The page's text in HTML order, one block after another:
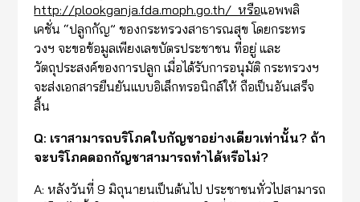
http://plookganja.fda.moph.go.th/ หรือแอพพลิ
เคชั่น “ปลูกกัญ” ของกระทรวงสาธารณสุข โดยกระทร
วงฯ จะขอข้อมูลเพียงเลขบัตรประชาชน ที่อยู่ และ
วัตถุประสงค์ของการปลูก เมื่อได้รับการอนุมัติ กระทรวงฯ
จะส่งเอกสารยืนยันแบบอิเล็กทรอนิกส์ให้ ถือเป็นอันเสร็จ
สิ้น
Q: เราสามารถบริโภคใบกัญชาอย่างเดียวเท่านั้น? ถ้า
จะบริโภคดอกกัญชาสามารถทำได้หรือไม่?
A: หลังวันที่ 9 มิถุนายนเป็นต้นไป ประชาชนทั่วไปสามารถ